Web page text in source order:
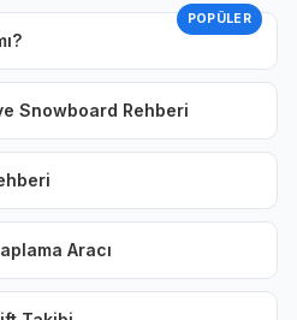
POPÜLER
Snowboard Rehberi
Aracı